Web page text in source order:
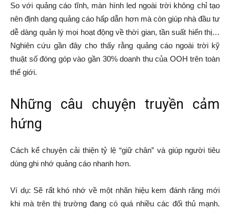
So với quảng cáo tĩnh, màn hình led ngoài trời không chỉ tạo
nên định dạng quảng cáo hấp dẫn hơn mà còn giúp nhà đầu tư
dễ dàng quản lý mọi hoạt động về thời gian, tần suất hiển thị…
Nghiên cứu gần đây cho thấy rằng quảng cáo ngoài trời kỹ
thuật số đóng góp vào gần 30% doanh thu của OOH trên toàn
thế giới.
Những câu chuyện truyền cảm
hứng
Cách kể chuyện cải thiện tỷ lệ “giữ chân” và giúp người tiêu
dùng ghi nhớ quảng cáo nhanh hơn.
Ví dụ: Sẽ rất khó nhớ về một nhãn hiệu kem đánh răng mới
khi mà trên thị trường đang có quá nhiều các đối thủ mạnh.